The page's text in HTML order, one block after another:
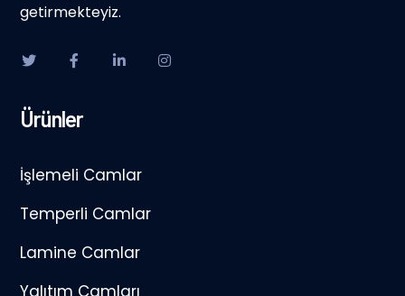
getirmekteyiz.
Ürünler
İşlemeli Camlar
Temperli Camlar
Lamine Camlar